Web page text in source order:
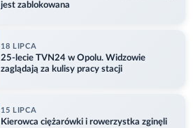
jest zablokowana
18 LIPCA
25-lecie TVN24 w Opolu. Widzowie
zaglądają za kulisy pracy stacji
15 LIPCA
Kierowca ciężarówki i rowerzystka zginęli